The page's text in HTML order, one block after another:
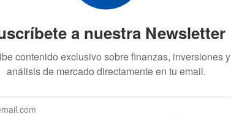
a nuestra Newsletter
contenido exclusivo sobre finanzas, inversiones y
análisis de mercado directamente en tu email.